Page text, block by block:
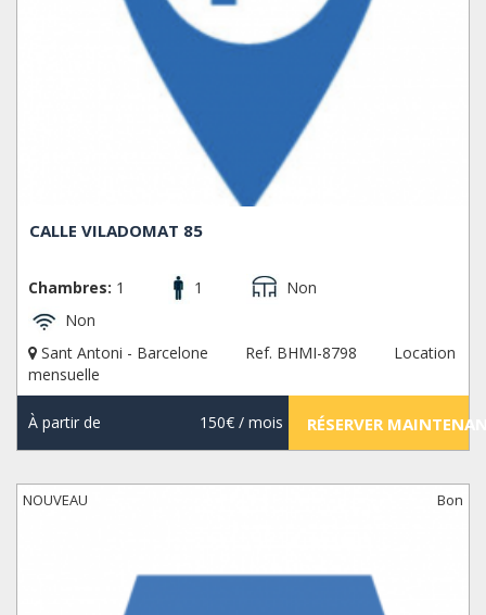
CALLE VILADOMAT 85
Chambres: 1 1
Non
Non
Sant Antoni - Barcelone
Ref. BHMI-8798
Location
mensuelle
À partir de 150€/ mois RÉSERVER
NOUVEAU Bon